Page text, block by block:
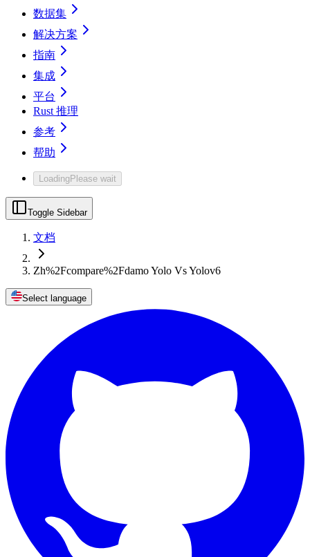
数据集
解决方案
指南
集成
平台
Rust 推理
参考
帮助
LoadingPlease wait
Toggle Sidebar
文档
Zh%2Fcompare%2Fdamo Yolo Vs Yolov6
Select language